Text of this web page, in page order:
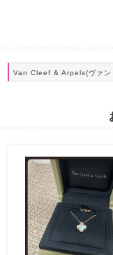
Van Cleef & Arpels(ヴァン